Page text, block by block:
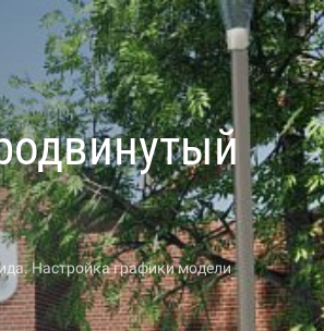
Настройка графики модели